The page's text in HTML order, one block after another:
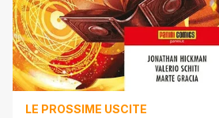
LE PROSSIME USCITE